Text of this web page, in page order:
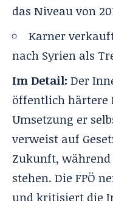
das Niveau von
Karner
nach Syrien als
Im Detail: Der
öffentlich härtere
Umsetzung er
verweist auf
Zukunft,
stehen. Die FPÖ
und kritisiert die